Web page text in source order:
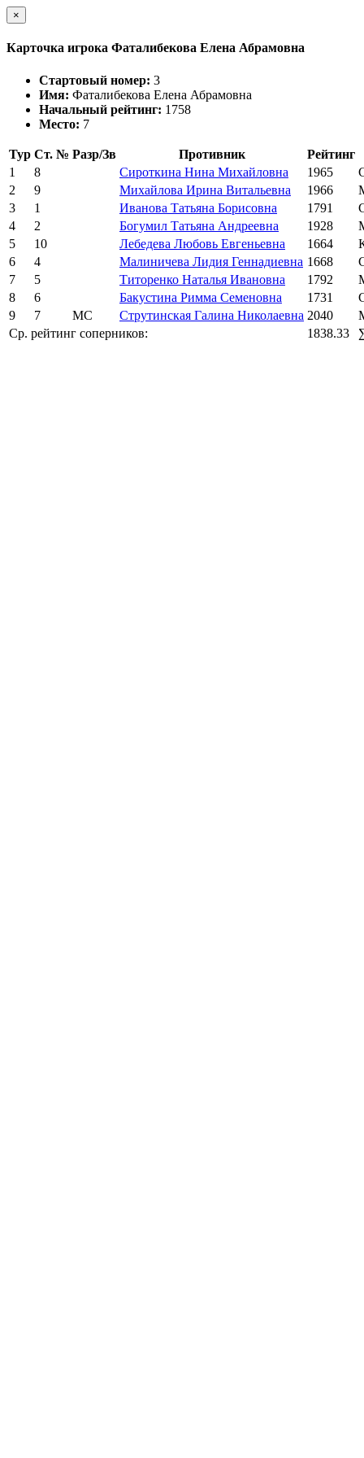
×
Карточка игрока Фаталибекова Елена Абрамовна
Стартовый номер: 3
Имя: Фаталибекова Елена Абрамовна
Начальный рейтинг: 1758
Место: 7
Тур Ст. № Разр/Зв Противник
Рейтинг
1
8 Сироткина Нина Михайловна 1965
2
9 Михайлова Ирина Витальевна 1966
3
1 Иванова Татьяна Борисовна 1791
4
2 Богумил Татьяна Андреевна 1928
5
10 Лебедева Любовь Евгеньевна 1664
6
4 Малиничева Лидия Геннадиевна 1668
7
5 Титоренко Наталья Ивановна 1792
8
6 Бакустина Римма Семеновна 1731
9
7 МС Струтинская Галина Николаевна 2040
Ср. рейтинг соперников:
1838.33